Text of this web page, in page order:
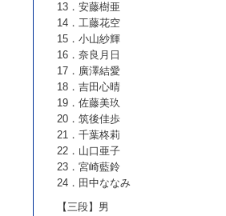
13．安藤樹亜
14．工藤花空
15．小山紗輝
16．奈良月日
17．廣澤結愛
18．吉田心晴
19．佐藤美玖
20．筑後佳歩
21．千葉柊莉
22．山口亜子
23．宮崎藍鈴
24．田中ななみ
【三段】男